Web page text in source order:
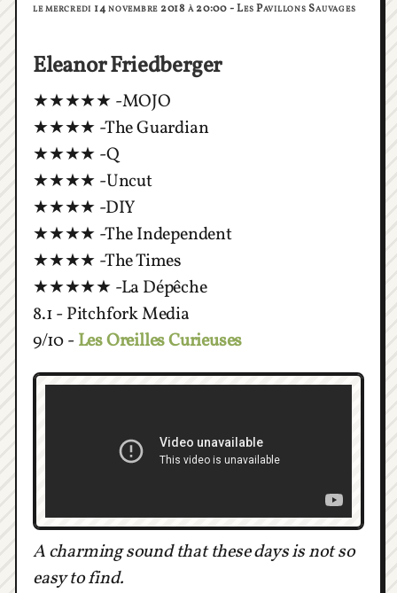
le mercredi 14 novembre 2018 à 20:00 - Les Pavillons Sauvages
Eleanor Friedberger
★★★★★ -MOJO
★★★★ -The Guardian
★★★★ -Q
★★★★ -Uncut
★★★★ -DIY
★★★★ -The Independent
★★★★ -The Times
★★★★★ -La Dépêche
8.1 - Pitchfork Media
9/10 -Les Oreilles Curieuses
A charming sound that these days is not so
easy to find.